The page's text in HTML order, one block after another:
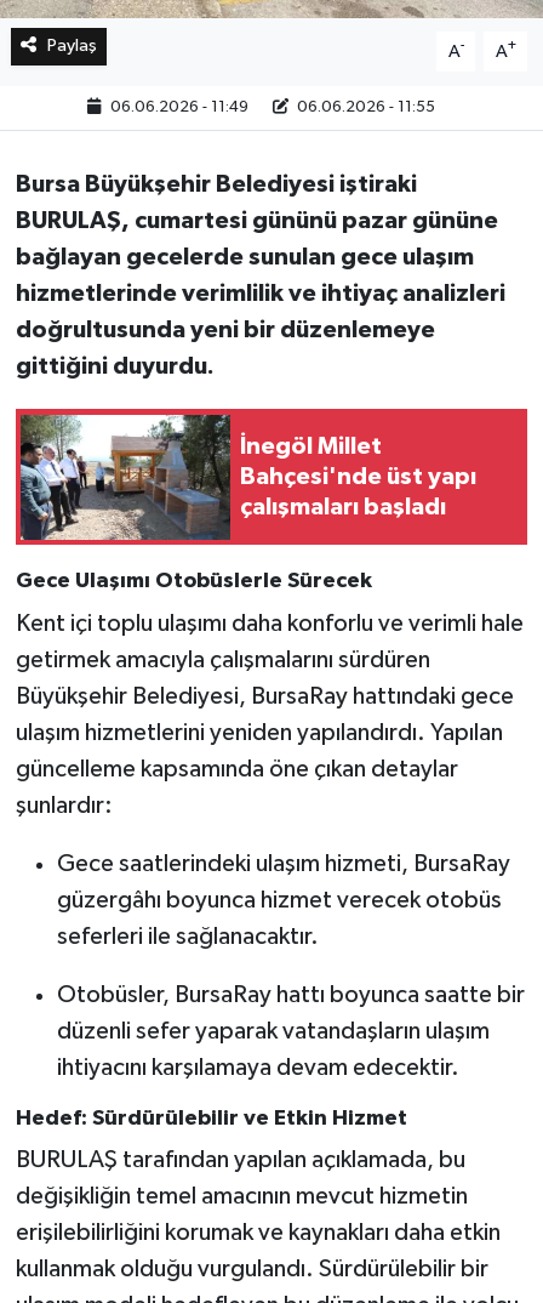
Paylaş A- A+
06.06.2026 - 11:49 06.06.2026 - 11:55
Bursa Büyükşehir Belediyesi iştiraki
BURULAŞ, cumartesi gününü pazar gününe
bağlayan gecelerde sunulan gece ulaşım
hizmetlerinde verimlilik ve ihtiyaç analizleri
doğrultusunda yeni bir düzenlemeye
gittiğini duyurdu.
İnegöl Millet
Bahçesi'nde üst yapı
çalışmaları başladı
Gece Ulaşımı Otobüslerle Sürecek
Kent içi toplu ulaşımı daha konforlu ve verimli hale
getirmek amacıyla çalışmalarını sürdüren
Büyükşehir Belediyesi, BursaRay hattındaki gece
ulaşım hizmetlerini yeniden yapılandırdı. Yapılan
güncelleme kapsamında öne çıkan detaylar
şunlardır:
Gece saatlerindeki ulaşım hizmeti, BursaRay
güzergâhı boyunca hizmet verecek otobüs
seferleri ile sağlanacaktır.
Otobüsler, BursaRay hattı boyunca saatte bir
düzenli sefer yaparak vatandaşların ulaşım
ihtiyacını karşılamaya devam edecektir.
Hedef: Sürdürülebilir ve Etkin Hizmet
BURULAŞ tarafından yapılan açıklamada, bu
değişikliğin temel amacının mevcut hizmetin
erişilebilirliğini korumak ve kaynakları daha etkin
kullanmak olduğu vurgulandı. Sürdürülebilir bir